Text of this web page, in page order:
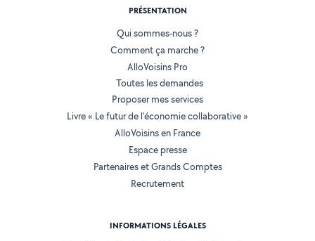
PRÉSENTATION
Qui sommes-nous ?
Comment ça marche ?
AlloVoisins Pro
Toutes les demandes
Proposer mes services
Livre « Le futur de l'économie collaborative »
AlloVoisins en France
Espace presse
Partenaires et Grands Comptes
Recrutement
INFORMATIONS LÉGALES